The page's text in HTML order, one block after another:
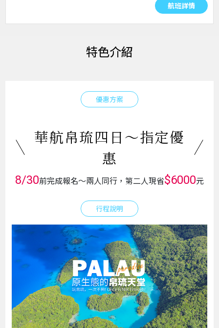
航班詳情
特色介紹
優惠方案
華航帛琉四日～指定優
惠
8/30前完成報名～兩人同行，第二人現省$6000元
行程說明